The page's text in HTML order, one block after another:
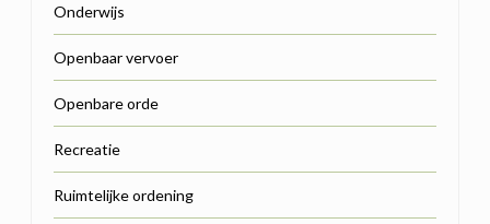
Onderwijs
Openbaar vervoer
Openbare orde
Recreatie
Ruimtelijke ordening